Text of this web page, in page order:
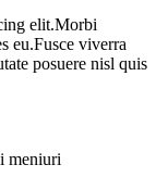
elit.Morbi
eu.Fusce viverra
posuere nisl quis
meniuri